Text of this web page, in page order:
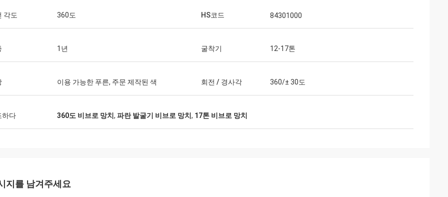
각도 360도 HS코드 84301000
1년 굴착기 12-17톤
이용 가능한 푸른, 주문 제작된 색 회전 / 경사각 360/± 30도
하다 360도 비브로 망치 , 파란 발굴기 비브로 망치 , 17톤 비브로 망치
지를 남겨주세요